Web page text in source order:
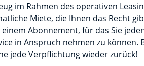
im Rahmen des operativen
Miete, die Ihnen das Recht
Abonnement, für das Sie
in Anspruch nehmen zu können.
jede Verpflichtung wieder zurück!